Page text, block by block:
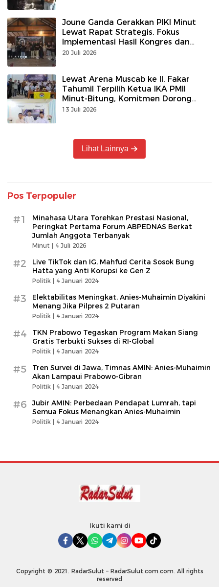
Joune Ganda Gerakkan PIKI Minut
Lewat Rapat Strategis, Fokus
Implementasi Hasil Kongres dan
Program Kerja
20 Juli 2026
Lewat Arena Muscab ke II, Fakar
Tahumil Terpilih Ketua IKA PMII
Minut-Bitung, Komitmen Dorong
Alumni Diseluruh Sektor Profesi
13 Juli 2026
Lihat Lainnya
Pos Terpopuler
#1
Minahasa Utara Torehkan Prestasi Nasional,
Peringkat Pertama Forum ABPEDNAS Berkat
Jumlah Anggota Terbanyak
Minut | 4 Juli 2026
#2
Live TikTok dan IG, Mahfud Cerita Sosok Bung
Hatta yang Anti Korupsi ke Gen Z
Politik | 4 Januari 2024
#3
Elektabilitas Meningkat, Anies-Muhaimin Diyakini
Menang Jika Pilpres 2 Putaran
Politik | 4 Januari 2024
#4
TKN Prabowo Tegaskan Program Makan Siang
Gratis Terbukti Sukses di RI-Global
Politik | 4 Januari 2024
#5
Tren Survei di Jawa, Timnas AMIN: Anies-Muhaimin
Akan Lampaui Prabowo-Gibran
Politik | 4 Januari 2024
#6
Jubir AMIN: Perbedaan Pendapat Lumrah, tapi
Semua Fokus Menangkan Anies-Muhaimin
Politik | 4 Januari 2024
Ikuti kami di
Copyright © 2021. RadarSulut – RadarSulut.com.com. All rights
reserved